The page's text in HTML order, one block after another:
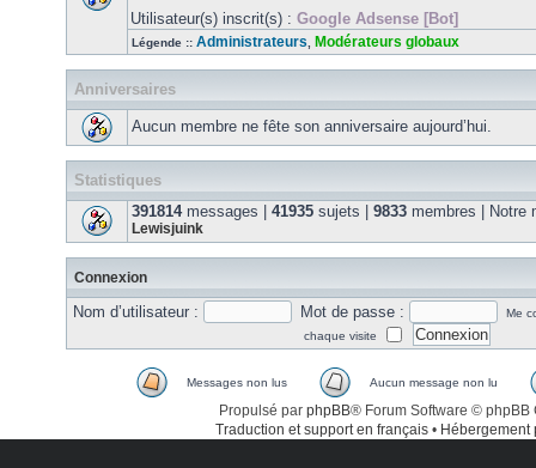
Utilisateur(s) inscrit(s) : Google Adsense [Bot]
Légende :: Administrateurs Modérateurs globaux
Anniversaires
Aucun membre ne fête son anniversaire aujourd’hui.
Statistiques
391814messages | 41935 sujets | 9833 membres | Notre
Lewisjuink
Connexion
Nom d’utilisateur : Mot de passe :
Me
chaque visite
Messages non lus Aucun message non lu
Propulsé par phpBB® Forum Software © phpBB
Traduction et support en français • Hébergement